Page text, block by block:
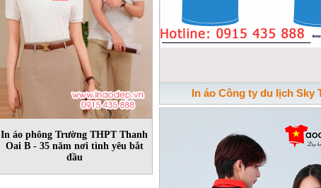
In áo phông Trường THPT Thanh
Oai B - 35 năm nơi tình yêu bắt
đầu
In áo Công ty du lịch Sky